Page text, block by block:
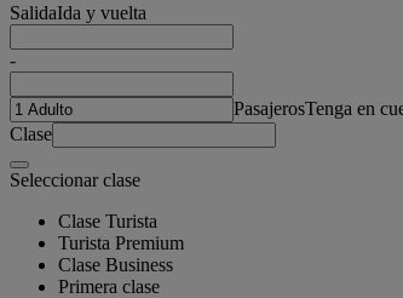
SalidaIda y vuelta
-
PasajerosTenga en
Clase
Seleccionar clase
Clase Turista
Turista Premium
Clase Business
Primera clase